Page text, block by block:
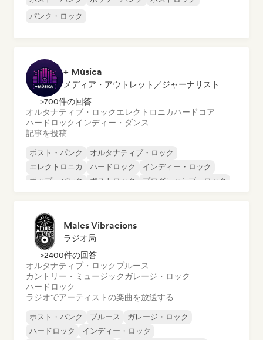
パンク・ロック
+ Música
メディア・アウトレット／ジャーナリスト
>700件の回答
オルタナティブ・ロックエレクトロニカハードコア
ハードロックインディー・ダンス
記事を投稿
ポスト・パンク
オルタナティブ・ロック
エレクトロニカ
ハードロック
インディー・ロック
ポップ・パンク
ポストロック プログレッシブ・ロック
Males Vibracions
ラジオ局
>2400件の回答
オルタナティブ・ロックブルース
カントリー・ミュージックガレージ・ロック
ハードロック
ラジオでアーティストの楽曲を放送する
ポスト・パンク ブルース
ガレージ・ロック
ハードロック
インディー・ロック